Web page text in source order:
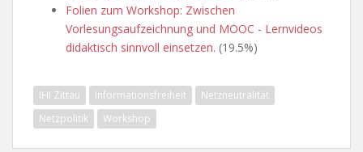
Folien zum Workshop: Zwischen
Vorlesungsaufzeichnung und MOOC - Lernvideos
didaktisch sinnvoll einsetzen. (19.5%)
IHI Zittau Informationsfreiheit
Netzneutralität
Netzpolitik
Workshop